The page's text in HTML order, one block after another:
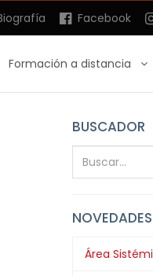
Facebook
Formación a distancia
BUSCADOR
Área